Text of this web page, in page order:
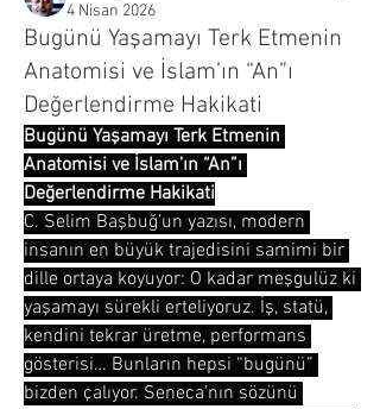
4 Nisan 2026
Bugünü Yaşamayı Terk Etmenin
Anatomisi ve İslam’ın “An”ı
Değerlendirme Hakikati
Bugünü Yaşamayı Terk Etmenin
Anatomisi ve İslam’ın “An”ı
Değerlendirme Hakikati
C. Selim Başbuğ’un yazısı, modern
insanın en büyük trajedisini samimi bir
dille ortaya koyuyor: O kadar meşgulüz ki
yaşamayı sürekli erteliyoruz. İş, statü,
kendini tekrar üretme, performans
gösterisi… Bunların hepsi “bugünü”
bizden çalıyor. Seneca’nın sözünü